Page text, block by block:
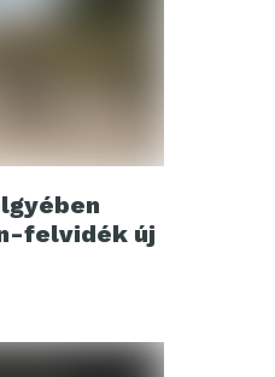
felvidék új